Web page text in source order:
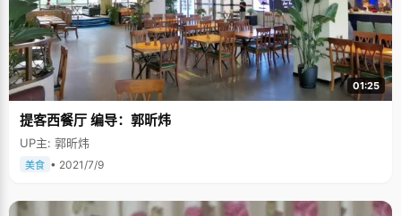
01:25
提客西餐厅 编导：郭昕炜
UP主: 郭昕炜
美食 • 2021/7/9